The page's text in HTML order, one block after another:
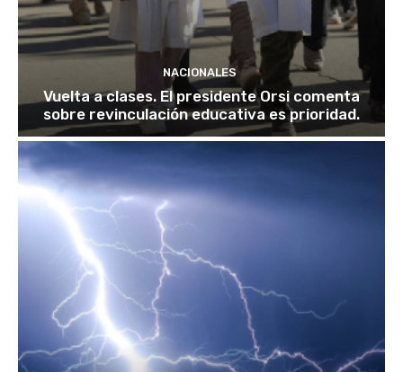
NACIONALES
Vuelta a clases. El presidente Orsi comenta
sobre revinculación educativa es prioridad.